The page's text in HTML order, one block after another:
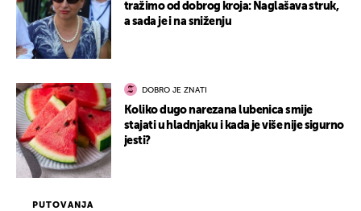
PUTOVANJA
tražimo od dobrog kroja: Naglašava struk,
a sada je i na sniženju
DOBRO JE ZNATI
Koliko dugo narezana lubenica smije
stajati u hladnjaku i kada je više nije sigurno
jesti?